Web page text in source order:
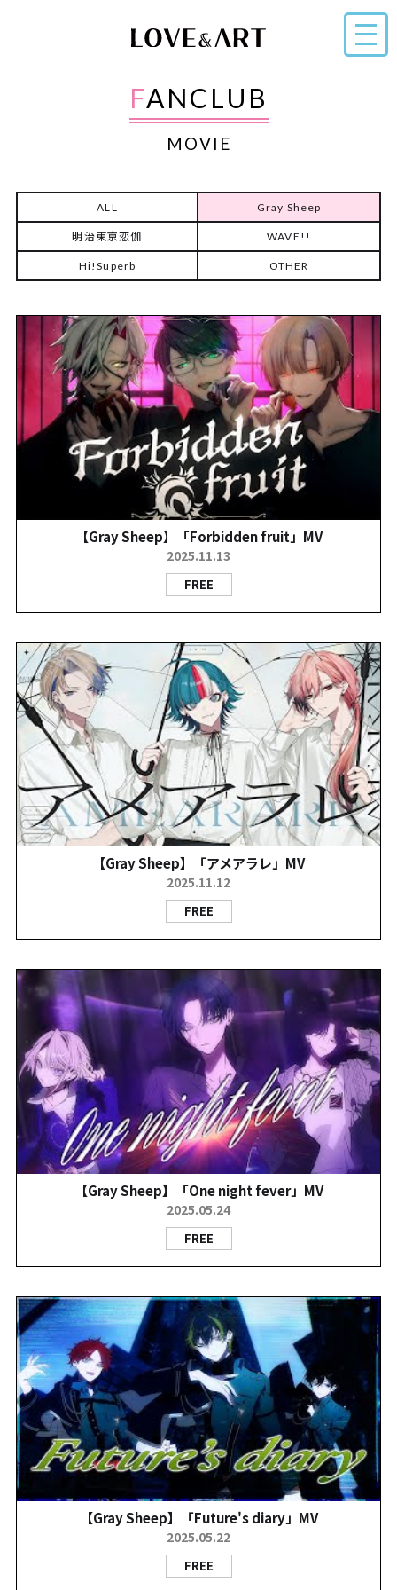
FANCLUB
MOVIE
ALL Gray Sheep
明治東亰恋伽 WAVE!!
Hi!Superb OTHER
【Gray Sheep】「Forbidden fruit」MV
2025.11.13
FREE
【Gray Sheep】「アメアラレ」MV
2025.11.12
FREE
【Gray Sheep】「One night fever」MV
2025.05.24
FREE
【Gray Sheep】「Future's diary」MV
2025.05.22
FREE